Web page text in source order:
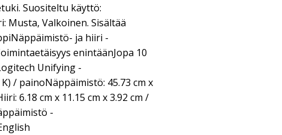
Suositeltu käyttö:
Musta, Valkoinen. Sisältää
ja hiiri -
enintäänJopa 10
Unifying -
/ painoNäppäimistö: 45.73 cm x
6.18 cm x 11.15 cm x 3.92 cm /
-